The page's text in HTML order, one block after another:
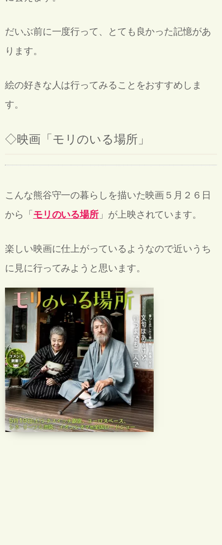
だいぶ前に一度行って、とても良かった記憶があ
ります。
絵の好きな人は行ってみることをおすすめしま
す。
◇映画「モリのいる場所」
こんな熊谷守一の暮らしを描いた映画５月２６日
から「モリのいる場所 」が上映されています。
楽しい映画に仕上がっているようなので近いうち
に見に行ってみようと思います。